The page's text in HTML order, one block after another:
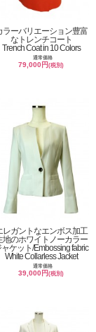
ラーバリエーション豊富
なトレンチコート
Trench Coat in 10 Colors
通常価格
79,000円(税別)
レガントなエンボス加工
地のホワイトノーカラー
ャケット/Embossing fabric
White Collarless Jacket
通常価格
39,000円(税別)